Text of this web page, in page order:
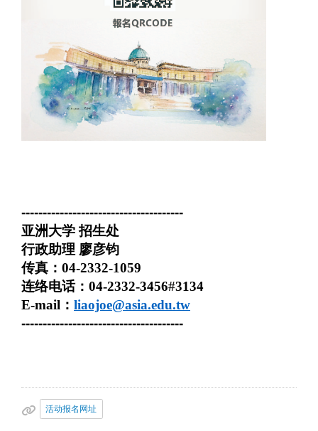
--------------------------------------
亚洲大学 招生处
行政助理 廖彦钧
传真： 04-2332-1059
连络电话： 04-2332-3456#3134
E-mail ： liaojoe@asia.edu.tw
--------------------------------------
活动报名网址